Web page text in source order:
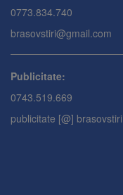
0773.834.740
brasovstiri@gmail.com
Publicitate:
0743.519.669
publicitate [@]